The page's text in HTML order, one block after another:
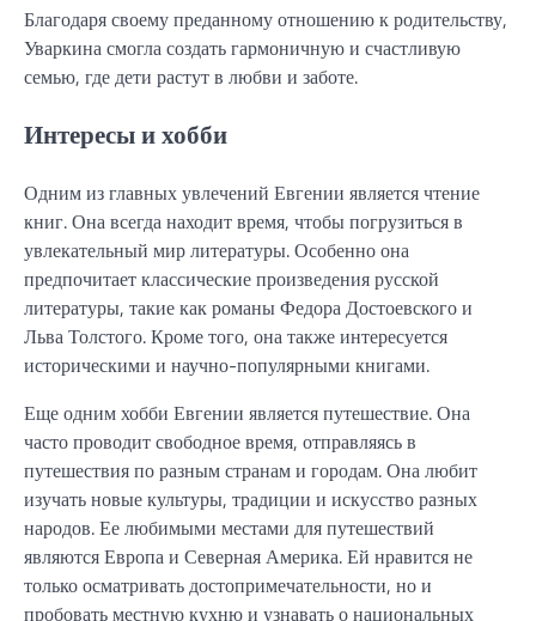
Благодаря своему преданному отношению к родительству,
Уваркина смогла создать гармоничную и счастливую
семью, где дети растут в любви и заботе.
Интересы и хобби
Одним из главных увлечений Евгении является чтение
книг. Она всегда находит время, чтобы погрузиться в
увлекательный мир литературы. Особенно она
предпочитает классические произведения русской
литературы, такие как романы Федора Достоевского и
Льва Толстого. Кроме того, она также интересуется
историческими и научно-популярными книгами.
Еще одним хобби Евгении является путешествие. Она
часто проводит свободное время, отправляясь в
путешествия по разным странам и городам. Она любит
изучать новые культуры, традиции и искусство разных
народов. Ее любимыми местами для путешествий
являются Европа и Северная Америка. Ей нравится не
только осматривать достопримечательности, но и
пробовать местную кухню и узнавать о национальных